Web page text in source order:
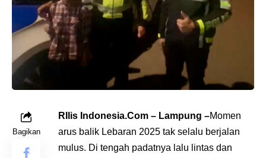
Bagikan
RIlis Indonesia.Com – Lampung –Momen
arus balik Lebaran 2025 tak selalu berjalan
mulus. Di tengah padatnya lalu lintas dan